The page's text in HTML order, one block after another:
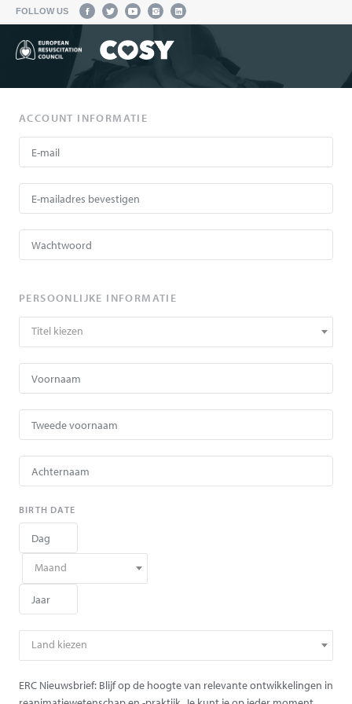
FOLLOW US
ACCOUNT INFORMATIE
PERSOONLIJKE INFORMATIE
Titel kiezen
BIRTH DATE
Maand
Land kiezen
ERC Nieuwsbrief: Blijf op de hoogte van relevante ontwikkelingen in